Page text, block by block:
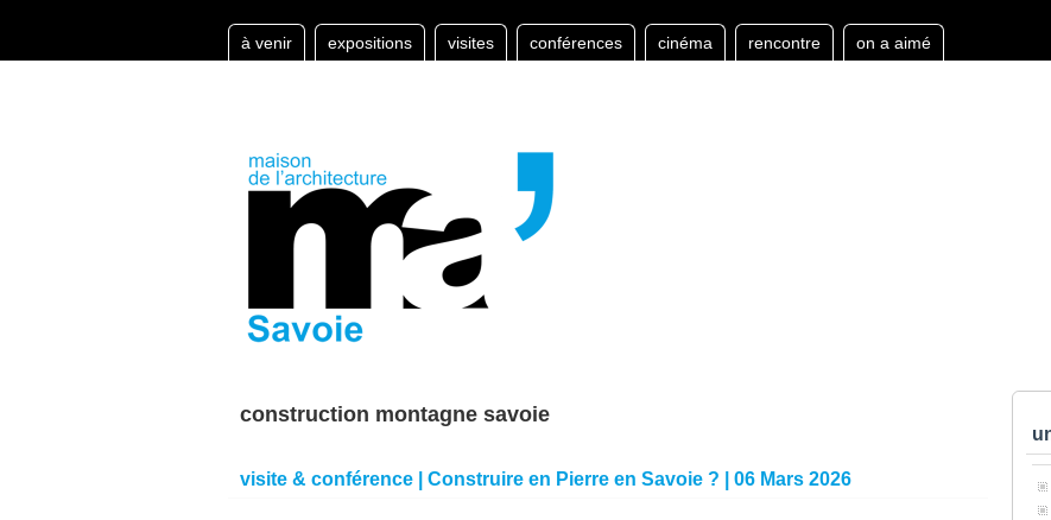
à venir expositions visites conférences cinéma rencontre on a aimé
construction montagne savoie
visite & conférence | Construire en Pierre en Savoie ? | 06 Mars 2026